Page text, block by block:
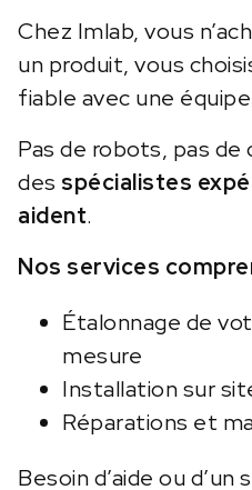
Chez Imlab, vous
un produit, vous
fiable avec une
Pas de robots, pas de
des spécialistes
aident.
Nos services
Étalonnage de
mesure
Installation sur
Réparations et
Besoin d’aide ou